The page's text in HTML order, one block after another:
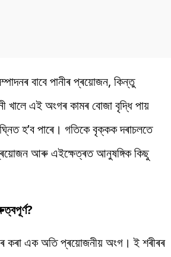
বাবে পানীৰ প্ৰয়োজন, কিন্তু
খালে এই অংগৰ কামৰ বোজা বৃদ্ধি পায়
হ’ব পাৰে। গতিকে বৃক্কক দৰাচলতে
প্ৰয়োজন আৰু এইক্ষেত্ৰত আনুষঙ্গিক কিছু
কৰা এক অতি প্ৰয়োজনীয় অংগ। ই শৰীৰৰ